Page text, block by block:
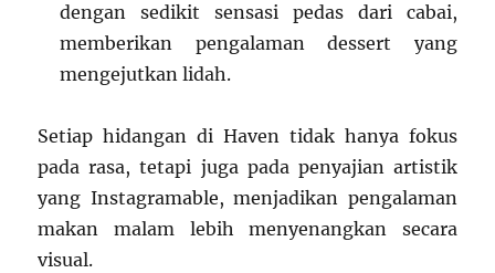
dengan sedikit sensasi pedas dari cabai,
memberikan pengalaman dessert yang
mengejutkan lidah.
Setiap hidangan di Haven tidak hanya fokus
pada rasa, tetapi juga pada penyajian artistik
yang Instagramable, menjadikan pengalaman
makan malam lebih menyenangkan secara
visual.